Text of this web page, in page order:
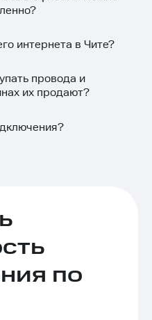
интернета в Чите?
провода и
их продают?
по